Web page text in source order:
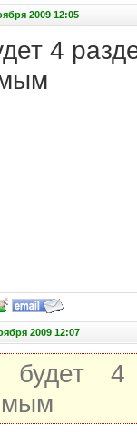
2009 12:05
4
2009 12:07
4